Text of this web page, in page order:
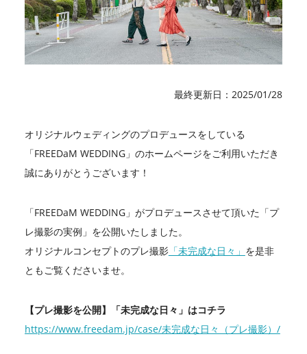
最終更新日：2025/01/28
オリジナルウェディングのプロデュースをしている
「FREEDaM WEDDING」のホームページをご利用いただき
誠にありがとうございます！
「FREEDaM WEDDING」がプロデュースさせて頂いた「プ
レ撮影の実例」を公開いたしました。
オリジナルコンセプトのプレ撮影「未完成な日々」 を是非
ともご覧くださいませ。
【プレ撮影を公開】「未完成な日々」はコチラ
https://www.freedam.jp/case/未完成な日々（プレ撮影）/